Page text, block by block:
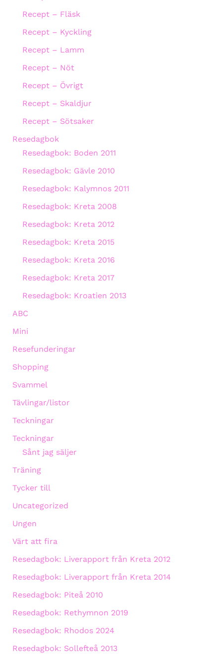
Recept – Fläsk
Recept – Kyckling
Recept – Lamm
Recept – Nöt
Recept – Övrigt
Recept – Skaldjur
Recept – Sötsaker
Resedagbok
Resedagbok: Boden 2011
Resedagbok: Gävle 2010
Resedagbok: Kalymnos 2011
Resedagbok: Kreta 2008
Resedagbok: Kreta 2012
Resedagbok: Kreta 2015
Resedagbok: Kreta 2016
Resedagbok: Kreta 2017
Resedagbok: Kroatien 2013
ABC
Mini
Resefunderingar
Shopping
Svammel
Tävlingar/listor
Teckningar
Teckningar
Sånt jag säljer
Träning
Tycker till
Uncategorized
Ungen
Värt att fira
Resedagbok: Liverapport från Kreta 2012
Resedagbok: Liverapport från Kreta 2014
Resedagbok: Piteå 2010
Resedagbok: Rethymnon 2019
Resedagbok: Rhodos 2024
Resedagbok: Sollefteå 2013